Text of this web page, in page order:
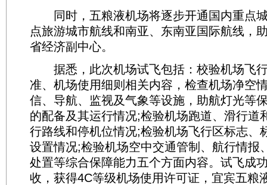
同时，五粮液机场将逐步开通国内重点
点旅游城市航线和南亚、东南亚国际航线，
省经济副中心。
据悉，此次机场试飞包括：校验机场飞
准、机场使用细则相关内容，检查机场净空
信、导航、监视及气象等设施，助航灯光等
的配备及其运行情况;检验机场跑道、滑行道
行路线和停机位情况;检验机场飞行区标志、
设置情况;检验机场空中交通管制、航行情报
处置等综合保障能力五个方面内容。试飞成
收，获得4C等级机场使用许可证，宜宾五粮